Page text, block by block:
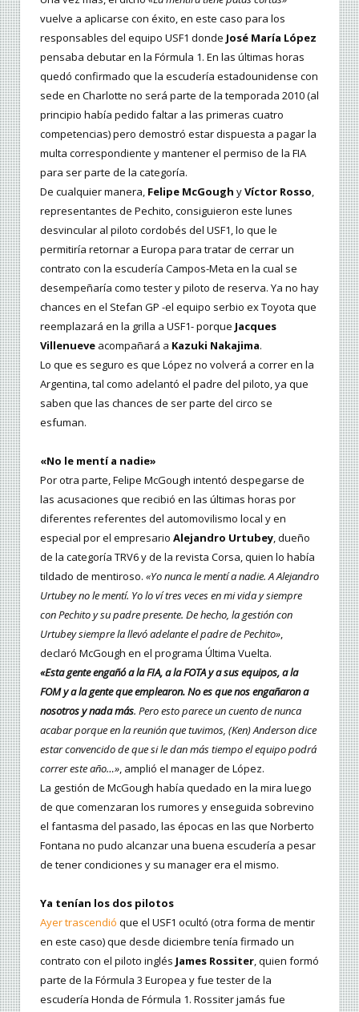
vuelve a aplicarse con éxito, en este caso para los
responsables del equipo USF1 donde José María López
pensaba debutar en la Fórmula 1. En las últimas horas
quedó confirmado que la escudería estadounidense con
sede en Charlotte no será parte de la temporada 2010 (al
principio había pedido faltar a las primeras cuatro
competencias) pero demostró estar dispuesta a pagar la
multa correspondiente y mantener el permiso de la FIA
para ser parte de la categoría.
De cualquier manera, Felipe McGough yVíctor Rosso
representantes de Pechito, consiguieron este lunes
desvincular al piloto cordobés del USF1, lo que le
permitiría retornar a Europa para tratar de cerrar un
contrato con la escudería Campos-Meta en la cual se
desempeñaría como tester y piloto de reserva. Ya no hay
chances en el Stefan GP -el equipo serbio ex Toyota que
reemplazará en la grilla a USF1- porque Jacques
Villenueve acompañará a Kazuki Nakajima.
Lo que es seguro es que López no volverá a correr en la
Argentina, tal como adelantó el padre del piloto, ya que
saben que las chances de ser parte del circo se
esfuman.
«No le mentí a nadie»
Por otra parte, Felipe McGough intentó despegarse de
las acusaciones que recibió en las últimas horas por
diferentes referentes del automovilismo local y en
especial por el empresario Alejandro Urtubey, dueño
de la categoría TRV6 y de la revista Corsa, quien lo había
tildado de mentiroso. «Yo nunca le mentí a nadie. A Alejandro
Urtubey no le mentí. Yo lo ví tres veces en mi vida y siempre
con Pechito y su padre presente. De hecho, la gestión con
Urtubey siempre la llevó adelante el padre de Pechito»,
declaró McGough en el programa Última Vuelta.
«Esta gente engañó a la FIA, a la FOTA y a sus equipos, a la
FOM y a la gente que emplearon. No es que nos engañaron a
nosotros y nada más. Pero esto parece un cuento de nunca
acabar porque en la reunión que tuvimos, (Ken) Anderson dice
estar convencido de que si le dan más tiempo el equipo podrá
correr este año…», amplió el manager de López.
La gestión de McGough había quedado en la mira luego
de que comenzaran los rumores y enseguida sobrevino
el fantasma del pasado, las épocas en las que Norberto
Fontana no pudo alcanzar una buena escudería a pesar
de tener condiciones y su manager era el mismo.
Ya tenían los dos pilotos
Ayer trascendió que el USF1 ocultó (otra forma de mentir
en este caso) que desde diciembre tenía firmado un
contrato con el piloto inglés James Rossiter, quien formó
parte de la Fórmula 3 Europea y fue tester de la
escudería Honda de Fórmula 1. Rossiter jamás fue